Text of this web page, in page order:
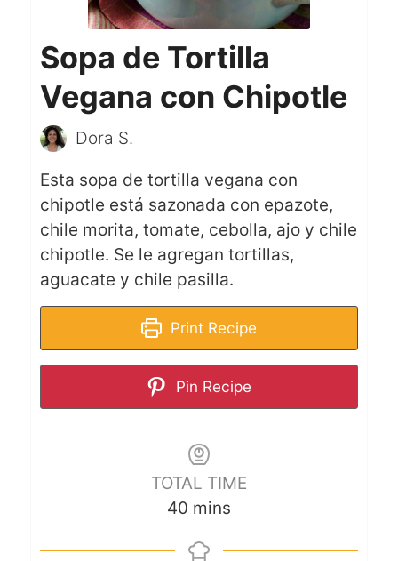
Sopa de Tortilla
Vegana con Chipotle
Dora S.
Esta sopa de tortilla vegana con
chipotle está sazonada con epazote,
chile morita, tomate, cebolla, ajo y chile
chipotle. Se le agregan tortillas,
aguacate y chile pasilla.
Print Recipe
Pin Recipe
TOTAL TIME
40 mins